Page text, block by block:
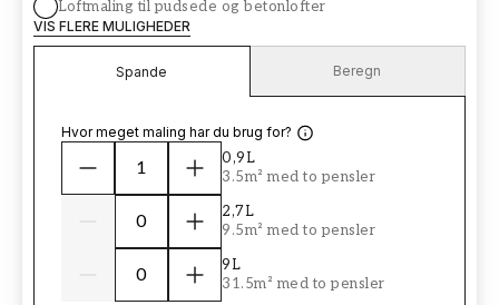
Loftmaling til pudsede og betonlofter
VIS FLERE MULIGHEDER
Spande Beregn
Hvor meget maling har du brug for?
0,9L
3.5m² med to pensler
2,7L
9.5m² med to pensler
9L
31.5m² med to pensler